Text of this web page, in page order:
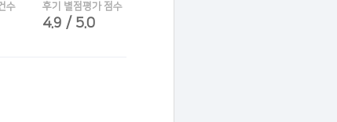
수 후기 별점평가 점수
4.9 / 5.0